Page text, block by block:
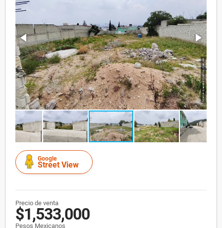
Google
Street View
Precio de venta
$1,533,000
Pesos Mexicanos